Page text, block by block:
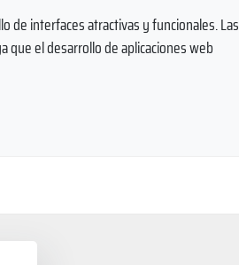
de interfaces atractivas y funcionales. Las
el desarrollo de aplicaciones web